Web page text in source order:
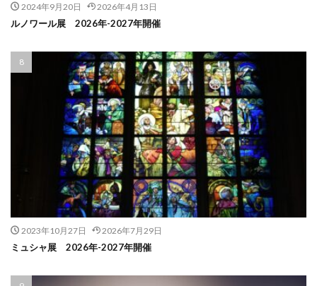
2024年9月20日 2026年4月13日
ルノワール展 2026年-2027年開催
2023年10月27日 2026年7月29日
ミュシャ展 2026年-2027年開催